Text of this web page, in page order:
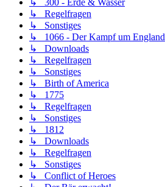
↳ 300 - Erde & Wasser
↳ Regelfragen
↳ Sonstiges
↳ 1066 - Der Kampf um England
↳ Downloads
↳ Regelfragen
↳ Sonstiges
↳ Birth of America
↳ 1775
↳ Regelfragen
↳ Sonstiges
↳ 1812
↳ Downloads
↳ Regelfragen
↳ Sonstiges
↳ Conflict of Heroes